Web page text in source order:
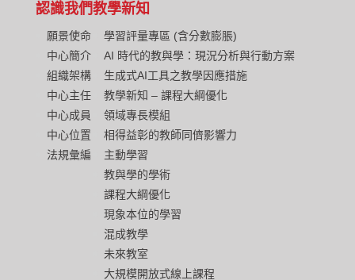
認識我們
願景使命
中心簡介
組織架構
中心主任
中心成員
中心位置
法規彙編
教學新知
學習評量專區 (含分數膨脹)
AI 時代的教與學：現況分析與行動方案
生成式AI工具之教學因應措施
教學新知 – 課程大綱優化
領域專長模組
相得益彰的教師同儕影響力
主動學習
教與學的學術
課程大綱優化
現象本位的學習
混成教學
未來教室
大規模開放式線上課程